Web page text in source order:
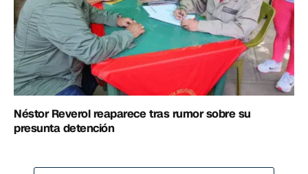
Néstor Reverol reaparece tras rumor sobre su
presunta detención